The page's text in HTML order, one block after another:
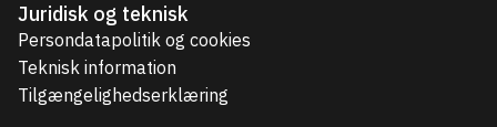
Juridisk og teknisk
Persondatapolitik og cookies
Teknisk information
Tilgængelighedserklæring